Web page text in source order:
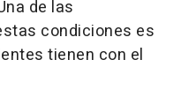
de las
condiciones es
tienen con el